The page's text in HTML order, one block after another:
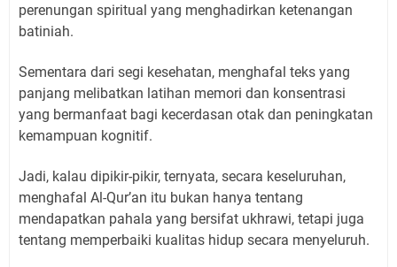
perenungan spiritual yang menghadirkan ketenangan
batiniah.
Sementara dari segi kesehatan, menghafal teks yang
panjang melibatkan latihan memori dan konsentrasi
yang bermanfaat bagi kecerdasan otak dan peningkatan
kemampuan kognitif.
Jadi, kalau dipikir-pikir, ternyata, secara keseluruhan,
menghafal Al-Qur’an itu bukan hanya tentang
mendapatkan pahala yang bersifat ukhrawi, tetapi juga
tentang memperbaiki kualitas hidup secara menyeluruh.